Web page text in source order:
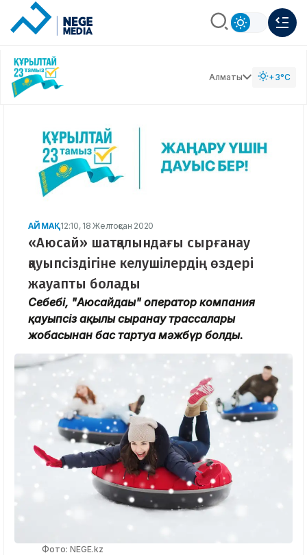
Алматы +3°C
АЙМАҚ12:10, 18 Желтоқсан 2020
«Аюсай» шатқалындағы сырғанау
қауыпсіздігіне келушілердің өздері
жауапты болады
Себебі, "Аюсайдағы" оператор компания
қауыпсіз ақылы сырғанау трассалары
жобасынан бас тартуға мәжбүр болды.
Фото: NEGE.kz